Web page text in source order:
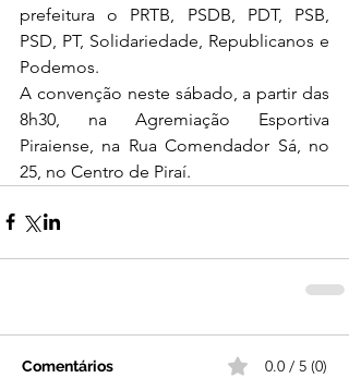
prefeitura o PRTB, PSDB, PDT, PSB,
PSD, PT, Solidariedade, Republicanos e
Podemos.
A convenção neste sábado, a partir das
8h30, na Agremiação Esportiva
Piraiense, na Rua Comendador Sá, no
25, no Centro de Piraí.
Comentários 0.0 / 5 (0)